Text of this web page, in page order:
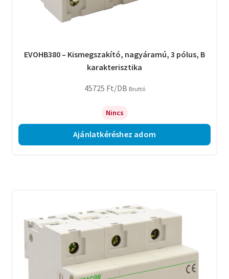
EVOHB380 – Kismegszakító, nagyáramú, 3 pólus, B
karakterisztika
45725 Ft/DB Bruttó
Nincs
Ajánlatkéréshez adom